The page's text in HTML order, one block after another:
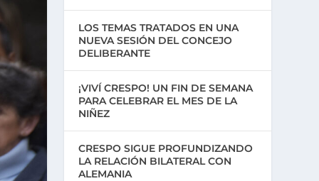
LOS TEMAS TRATADOS EN UNA
NUEVA SESIÓN DEL CONCEJO
DELIBERANTE
¡VIVÍ CRESPO! UN FIN DE SEMANA
PARA CELEBRAR EL MES DE LA
NIÑEZ
CRESPO SIGUE PROFUNDIZANDO
LA RELACIÓN BILATERAL CON
ALEMANIA